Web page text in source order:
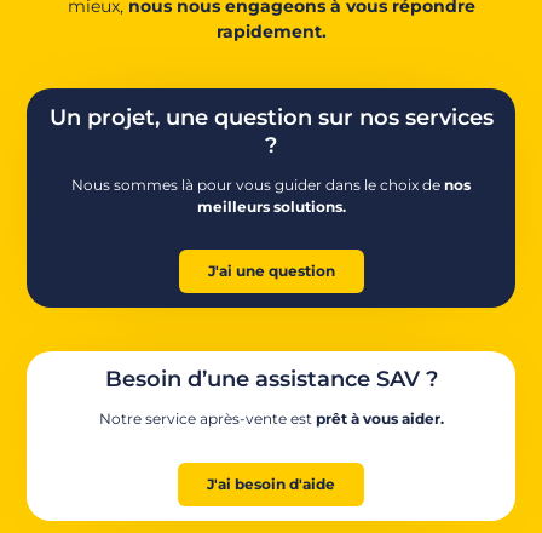
mieux, nous nous engageons à vous répondre
rapidement.
Un projet, une question sur nos services
?
Nous sommes là pour vous guider dans le choix de nos
meilleurs solutions.
J'ai une question
Besoin d’une assistance SAV ?
Notre service après-vente est prêt à vous aider.
J'ai besoin d'aide